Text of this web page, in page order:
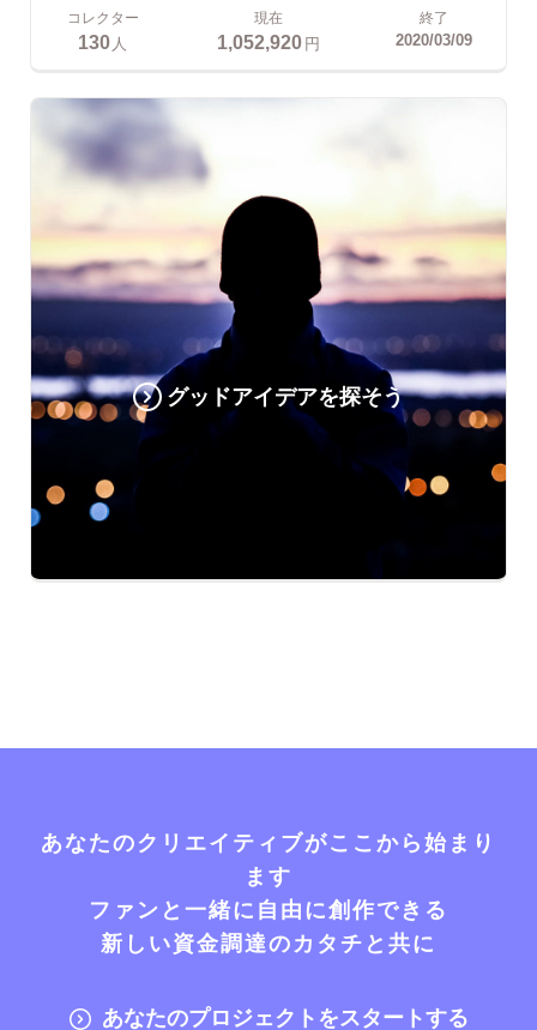
コレクター
130人
現在
1,052,920円
終了
2020/03/09
グッドアイデアを探そう
あなたのクリエイティブがここから始まり
ます
ファンと一緒に自由に創作できる
新しい資金調達のカタチと共に
あなたのプロジェクトをスタートする